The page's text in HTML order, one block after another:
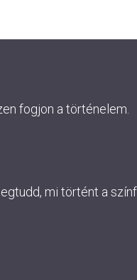
fogjon a történelem.
mi történt a